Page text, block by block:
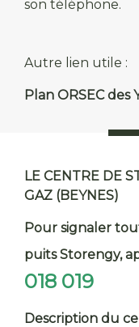
son téléphone.
Autre lien utile :
Plan ORSEC des
LE CENTRE DE
GAZ (BEYNES)
Pour signaler
puits Storengy,
018 019
Description du